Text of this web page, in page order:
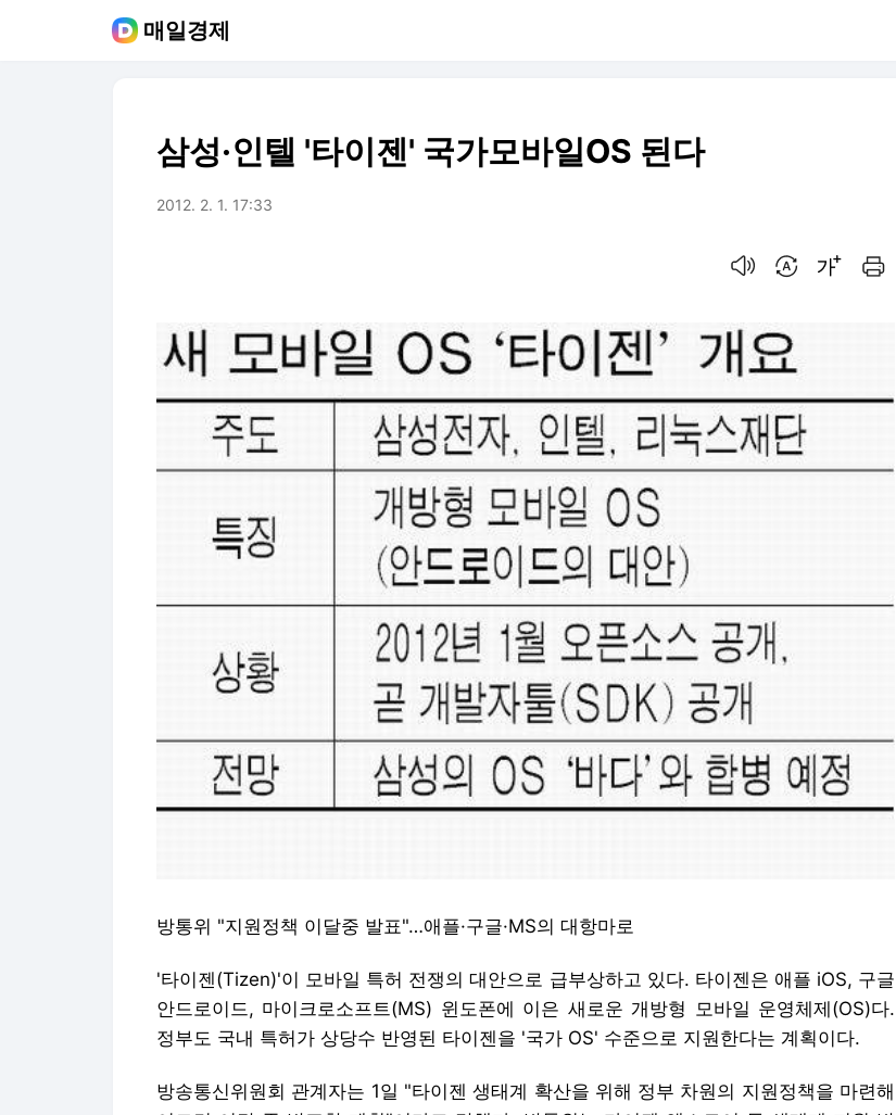
매일경제
삼성·인텔 '타이젠' 국가모바일OS 된다
2012. 2. 1. 17:33
방통위 "지원정책 이달중 발표"…애플·구글·MS의 대항마로
'타이젠(Tizen)'이 모바일 특허 전쟁의 대안으로 급부상하고 있다. 타이젠은 애플 iOS, 구글
안드로이드, 마이크로소프트(MS) 윈도폰에 이은 새로운 개방형 모바일 운영체제(OS)다.
정부도 국내 특허가 상당수 반영된 타이젠을 '국가 OS' 수준으로 지원한다는 계획이다.
방송통신위원회 관계자는 1일 "타이젠 생태계 확산을 위해 정부 차원의 지원정책을 마련해